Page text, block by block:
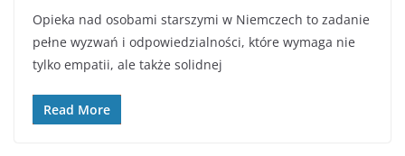
Opieka nad osobami starszymi w Niemczech to zadanie
pełne wyzwań i odpowiedzialności, które wymaga nie
tylko empatii, ale także solidnej
Read More